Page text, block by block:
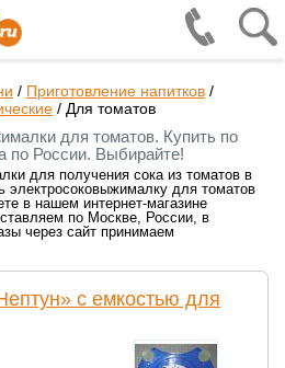
/ Приготовление напитков /
/ Для томатов
для томатов. Купить по
по России. Выбирайте!
для получения сока из томатов в
электросоковыжималку для томатов
в нашем интернет-магазине
по Москве, России, в
через сайт принимаем
с емкостью для